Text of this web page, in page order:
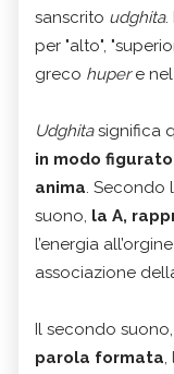
sanscrito udghita.
per "alto",
greco hupere
Udghitasignifica
in modo
anima. Secondo
suono, la A,
l’energia
associazione
Il secondo suono,
parola formata,